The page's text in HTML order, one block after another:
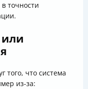
точности
того, что система
из-за: